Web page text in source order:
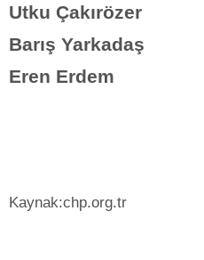
Utku Çakırözer
Barış Yarkadaş
Eren Erdem
Kaynak:chp.org.tr